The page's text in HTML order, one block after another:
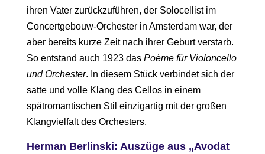
ihren Vater zurückzuführen, der Solocellist im
Concertgebouw-Orchester in Amsterdam war, der
aber bereits kurze Zeit nach ihrer Geburt verstarb.
So entstand auch 1923 das Poème für Violoncello
und Orchester. In diesem Stück verbindet sich der
satte und volle Klang des Cellos in einem
spätromantischen Stil einzigartig mit der großen
Klangvielfalt des Orchesters.
Herman Berlinski: Auszüge aus „Avodat